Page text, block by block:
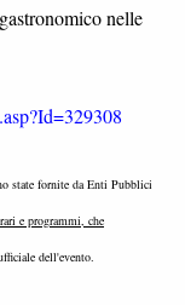
nelle
state fornite da Enti Pubblici
e programmi, che
dell'evento.